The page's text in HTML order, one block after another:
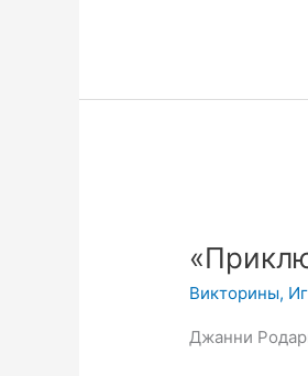
Викторины,
Джанни
Викторина